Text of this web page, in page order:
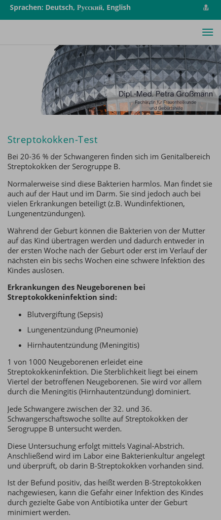
Sprachen: Deutsch, Русский, English
Streptokokken-Test
Bei 20-36 % der Schwangeren finden sich im Genitalbereich
Streptokokken der Serogruppe B.
Normalerweise sind diese Bakterien harmlos. Man findet sie
auch auf der Haut und im Darm. Sie sind jedoch auch bei
vielen Erkrankungen beteiligt (z.B. Wundinfektionen,
Lungenentzündungen).
Während der Geburt können die Bakterien von der Mutter
auf das Kind übertragen werden und dadurch entweder in
der ersten Woche nach der Geburt oder erst im Verlauf der
nächsten ein bis sechs Wochen eine schwere Infektion des
Kindes auslösen.
Erkrankungen des Neugeborenen bei
Streptokokkeninfektion sind:
Blutvergiftung (Sepsis)
Lungenentzündung (Pneumonie)
Hirnhautentzündung (Meningitis)
1 von 1000 Neugeborenen erleidet eine
Streptokokkeninfektion. Die Sterblichkeit liegt bei einem
Viertel der betroffenen Neugeborenen. Sie wird vor allem
durch die Meningitis (Hirnhautentzündung) dominiert.
Jede Schwangere zwischen der 32. und 36.
Schwangerschaftswoche sollte auf Streptokokken der
Serogruppe B untersucht werden.
Diese Untersuchung erfolgt mittels Vaginal-Abstrich.
Anschließend wird im Labor eine Bakterienkultur angelegt
und überprüft, ob darin B-Streptokokken vorhanden sind.
Ist der Befund positiv, das heißt werden B-Streptokokken
nachgewiesen, kann die Gefahr einer Infektion des Kindes
durch gezielte Gabe von Antibiotika unter der Geburt
minimiert werden.